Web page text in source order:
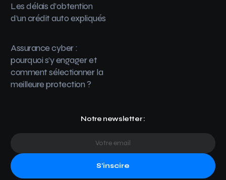
Les délais d’obtention
d’un crédit auto expliqués
Assurance cyber :
pourquoi s’y engager et
comment sélectionner la
meilleure protection ?
Notre newsletter :
S'inscire